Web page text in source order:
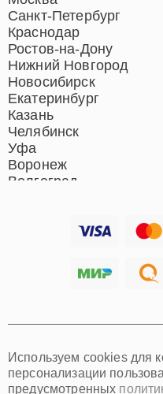
Санкт-Петербург
Краснодар
Ростов-на-Дону
Нижний Новгород
Новосибирск
Екатеринбург
Казань
Челябинск
Уфа
Воронеж
Волгоград
Хабаровск
Омск
Красноярск
Используем cookies для
персонализации
предусмотренных